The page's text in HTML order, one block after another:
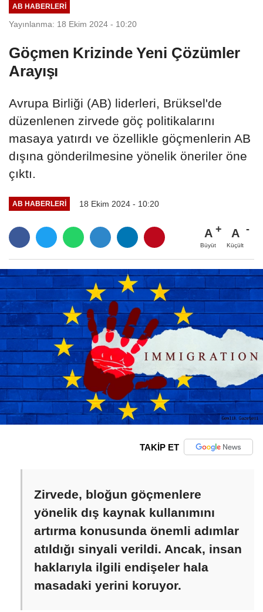
AB HABERLERI
Yayınlanma: 18 Ekim 2024 - 10:20
Göçmen Krizinde Yeni Çözümler
Arayışı
Avrupa Birliği (AB) liderleri, Brüksel'de
düzenlenen zirvede göç politikalarını
masaya yatırdı ve özellikle göçmenlerin AB
dışına gönderilmesine yönelik öneriler öne
çıktı.
AB HABERLERI 18 Ekim 2024 - 10:20
A
Büyüt
A
Küçült
TAKİP ET
Zirvede, bloğun göçmenlere
yönelik dış kaynak kullanımını
artırma konusunda önemli adımlar
atıldığı sinyali verildi. Ancak, insan
haklarıyla ilgili endişeler hala
masadaki yerini koruyor.